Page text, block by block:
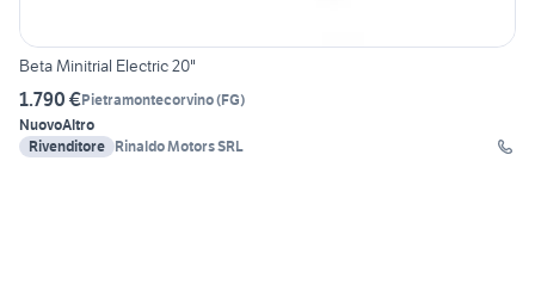
Beta Minitrial Electric 20"
1.790 €Pietramontecorvino(FG)
NuovoAltro
Rivenditore Rinaldo Motors SRL